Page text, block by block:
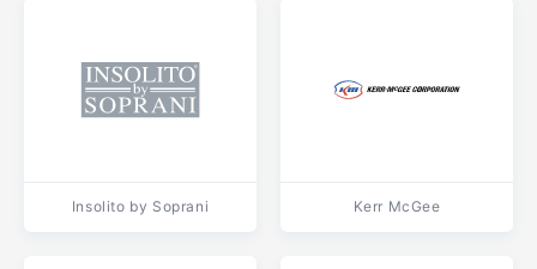
Insolito by Soprani Kerr McGee